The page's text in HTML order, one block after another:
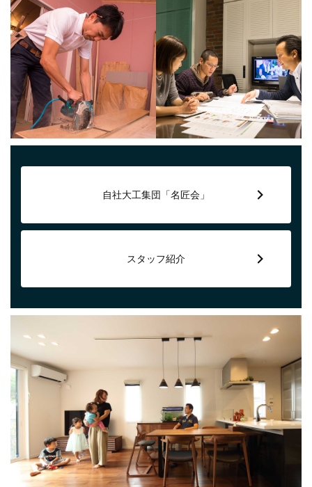
自社大工集団「名匠会」
スタッフ紹介